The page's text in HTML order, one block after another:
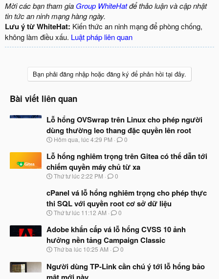
Mời các bạn tham gia Group WhiteHatđể thảo luận và cập nhật
tin tức an ninh mạng hàng ngày.
Lưu ý từ WhiteHat: Kiến thức an ninh mạng để phòng chống,
không làm điều xấu. Luật pháp liên quan
Bạn phải đăng nhập hoặc đăng ký để phản hồi tại đây.
Bài viết liên quan
Lỗ hổng OVSwrap trên Linux cho phép người
dùng thường leo thang đặc quyền lên root
N
à
b
ắ
đ
ầ
u
Hôm qua, lúc 4:29 PM 0
Lỗ hổng nghiêm trọng trên Gitea có thể dẫn tới
chiếm quyền máy chủ từ xa
N
à
b
ắ
đ
ầ
u
Thứ tư lúc 2:22 PM 0
cPanel vá lỗ hổng nghiêm trọng cho phép thực
thi SQL với quyền root cơ sở dữ liệu
N
à
b
ắ
đ
ầ
Thứ tư lúc 11:12 AM 0
Adobe khẩn cấp vá lỗ hổng CVSS 10 ảnh
hưởng nền tảng Campaign Classic
N
à
y
Thứ ba lúc 10:25 AM 0
Người dùng TP-Link cần chú ý tới lỗ hổng bảo